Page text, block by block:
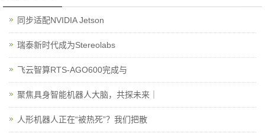
同步适配NVIDIA Jetson
瑞泰新时代成为Stereolabs
飞云智算RTS-AGO600完成与
聚焦具身智能机器人大脑，共探未来｜
人形机器人正在“被热死”？我们把散